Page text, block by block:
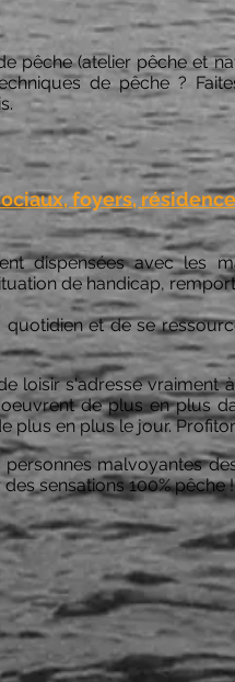
pêche (atelier pêche et
de pêche ?
foyers,
dispensées avec les
de handicap,
et de se
loisir s'adresse vraiment
de plus en plus
plus en plus le jour.
malvoyantes
sensations 100% pêche !